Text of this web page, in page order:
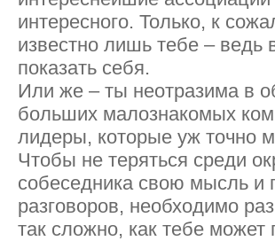
интересного. Только, к
известно лишь тебе – ведь
показать себя.
Или же – ты неотразима в
больших малознакомых
лидеры, которые уж точно
Чтобы не теряться среди
собеседника свою мысль и
разговоров, необходимо
так сложно, как тебе может